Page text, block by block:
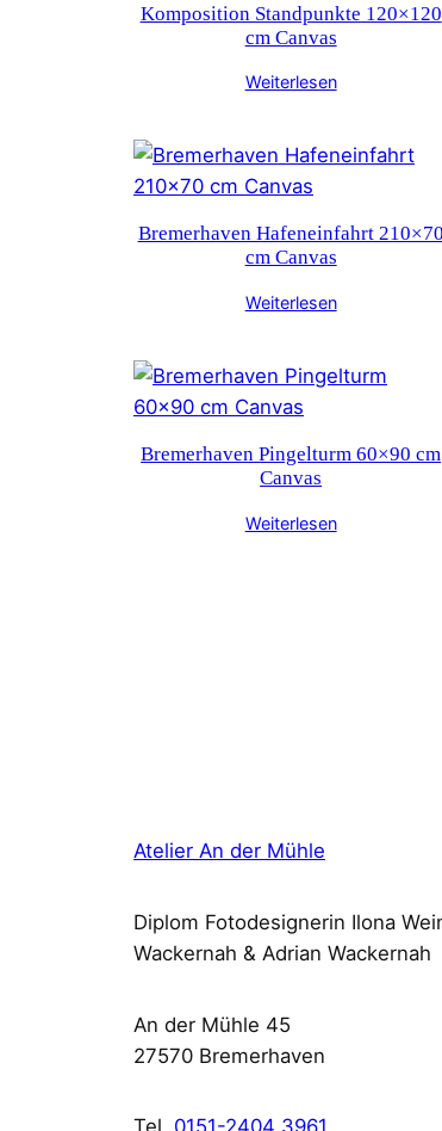
Komposition Standpunkte 120×120
cm Canvas
Weiterlesen
Bremerhaven Hafeneinfahrt 210×70
cm Canvas
Weiterlesen
Bremerhaven Pingelturm 60×90 cm
Canvas
Weiterlesen
Atelier An der Mühle
Diplom Fotodesignerin Ilona
Wackernah & Adrian Wackernah
An der Mühle 45
27570 Bremerhaven